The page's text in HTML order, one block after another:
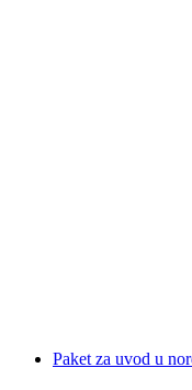
Paket za uvod u